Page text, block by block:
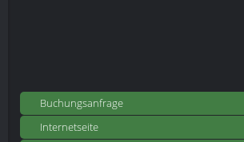
Buchungsanfrage
Internetseite